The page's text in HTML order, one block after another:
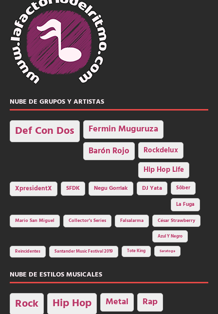
NUBE DE GRUPOS Y ARTISTAS
Def Con Dos Fermin Muguruza
Barón Rojo Rockdelux
Hip Hop Life
XpresidentX SFDK Negu Gorriak DJ Yata
Sôber
La Fuga
Mario San Miguel
Collector's Series Falsalarma César Strawberry
Azul Y Negro
Reincidentes Santander Music Festival 2019 Tote King Saratoga
NUBE DE ESTILOS MUSICALES
Rock Hip Hop Metal Rap